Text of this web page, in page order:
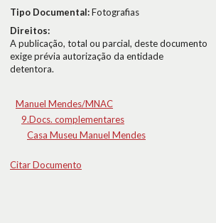
Tipo Documental:Fotografias
Direitos:
A publicação, total ou parcial, deste documento
exige prévia autorização da entidade
detentora.
Manuel Mendes/MNAC
9.Docs. complementares
Casa Museu Manuel Mendes
Citar Documento